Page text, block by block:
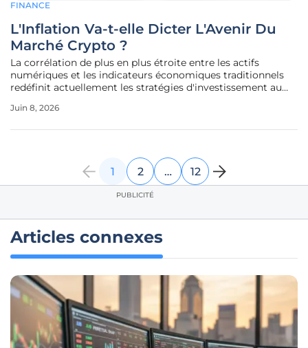
FINANCE
L'Inflation Va-t-elle Dicter L'Avenir Du
Marché Crypto ?
La corrélation de plus en plus étroite entre les actifs
numériques et les indicateurs économiques traditionnels
redéfinit actuellement les stratégies d'investissement au
des banques centrales. Désormais, chaque fluctuation de
Juin 8, 2026
1 2 … 12
PUBLICITÉ
Articles connexes